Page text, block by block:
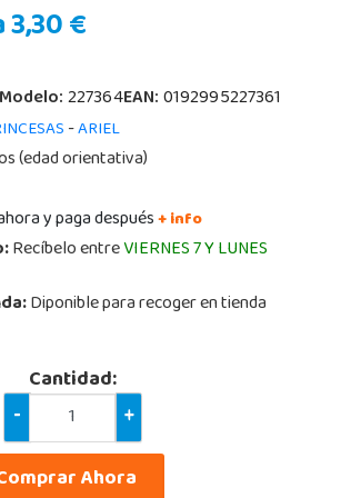
€
Modelo:227364EAN:0192995227361
-ARIEL
(edad orientativa)
y paga después+ info
Recíbelo entreVIERNES 7 Y LUNES
Diponible para recoger en tienda
Cantidad:
-
+
Ahora